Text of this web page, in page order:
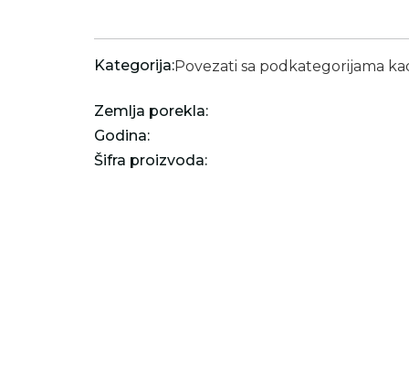
Kategorija:Povezati sa podkategorijama
Zemlja porekla:
Godina:
Šifra proizvoda: